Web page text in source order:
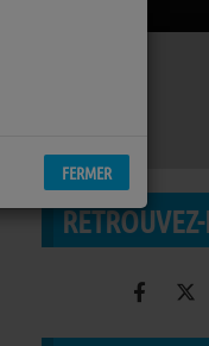
FERMER